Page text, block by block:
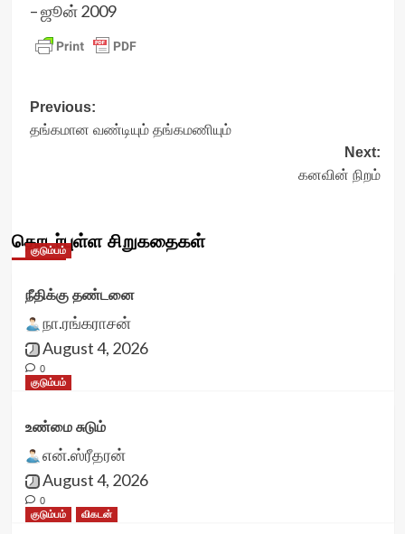
– ஜூன் 2009
Post
navigation
Previous:
தங்கமான வண்டியும் தங்கமணியும்
Next:
கனவின் நிறம்
தொடர்புள்ள சிறுகதைகள்
குடும்பம்
நீதிக்கு தண்டனை
நா.ரங்கராசன்
August 4, 2026
0
குடும்பம்
உண்மை சுடும்
என்.ஸ்ரீதரன்
August 4, 2026
0
குடும்பம்
விகடன்